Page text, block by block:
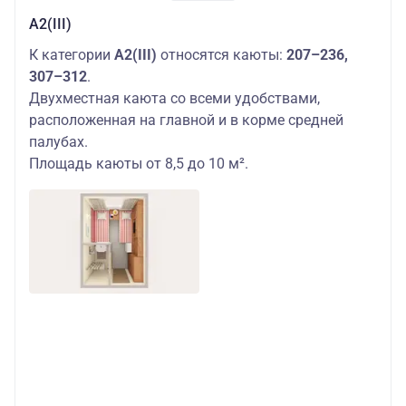
А2(III)
К категории А2(III) относятся каюты: 207–236,
307–312.
Двухместная каюта со всеми удобствами,
расположенная на главной и в корме средней
палубах.
Площадь каюты от 8,5 до 10 м².